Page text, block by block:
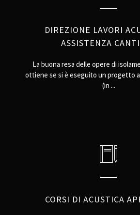
DIREZIONE LAVORI
ASSISTENZA
La buona resa delle opere di
ottiene se si è eseguito un progetto
(in ...
CORSI DI ACUSTICA